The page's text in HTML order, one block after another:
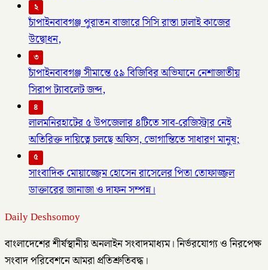
২
চাঁপাইনবাবগঞ্জ পুরাতন বাজারে সিসি রাস্তা ঢালাই কাজের
উদ্বোধন,
৩
চাঁপাইনবাবগঞ্জ সীমান্তে ৫৯ বিজিবির অভিযানে নেশাজাতীয়
সিরাপ ট্যাবলেট জব্দ,
৪
লালমনিরহাটের ৫ উপজেলার ৪টিতে সাব-রেজিস্ট্রার নেই
অতিরিক্ত দায়িত্বে চলছে অফিস, ভোগান্তিতে সাধারণ মানুষ;
৫
সাংবাদিক মোয়াজ্জেম হোসেন রাসেলের পিতা তোফাজ্জল
ডাক্তারের জানাজা ও দাফন সম্পন্ন।
Daily Deshsomoy
বাংলাদেশের শীর্ষস্থানীয় অনলাইন সংবাদমাধ্যম। নির্ভরযোগ্য ও নিরপেক্ষ
সংবাদ পরিবেশনে আমরা প্রতিশ্রুতিবদ্ধ।